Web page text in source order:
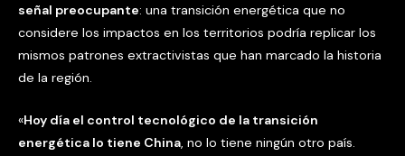
señal preocupante: una transición energética que no
considere los impactos en los territorios podría replicar los
mismos patrones extractivistas que han marcado la historia
de la región.
«Hoy día el control tecnológico de la transición
energética lo tiene China, no lo tiene ningún otro país.